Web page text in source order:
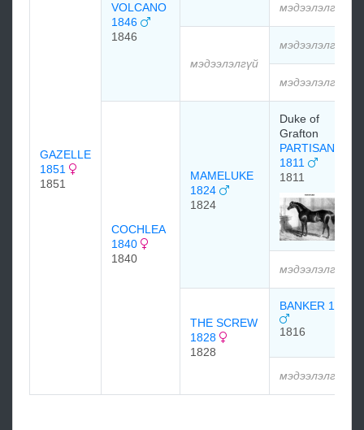
GAZELLE
1851
1851
VOLCANO
1846
1846
мэдээлэлгүй
мэдээлэлгүй
мэдээлэлгүй
мэдээлэлгүй
COCHLEA
1840
1840
MAMELUKE
1824
1824
Duke of
Grafton
PARTISAN
1811
1811
мэдээлэлгүй
THE SCREW
1828
1828
BANKER 1816
1816
мэдээлэлгүй